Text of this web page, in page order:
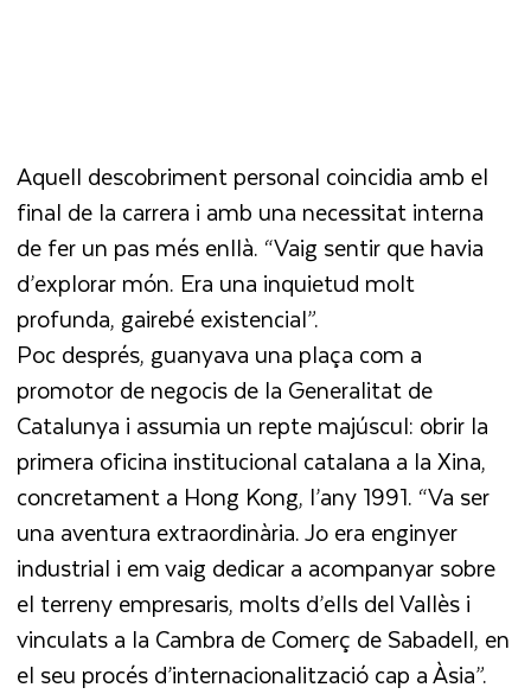
Aquell descobriment personal coincidia amb el
final de la carrera i amb una necessitat interna
de fer un pas més enllà. “Vaig sentir que havia
d’explorar món. Era una inquietud molt
profunda, gairebé existencial”.
Poc després, guanyava una plaça com a
promotor de negocis de la Generalitat de
Catalunya i assumia un repte majúscul: obrir la
primera oficina institucional catalana a la Xina,
concretament a Hong Kong, l’any 1991. “Va ser
una aventura extraordinària. Jo era enginyer
industrial i em vaig dedicar a acompanyar sobre
el terreny empresaris, molts d’ells del Vallès i
vinculats a la Cambra de Comerç de Sabadell, en
el seu procés d’internacionalització cap a Àsia”.